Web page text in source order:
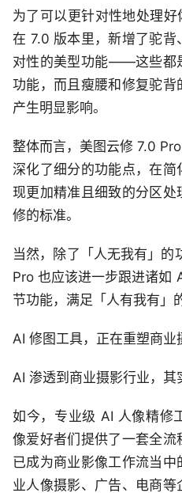
为了可以更针对性地处理
在 7.0 版本里，新增了驼
对性的美型功能——这些都
功能，而且瘦腰和修复驼
产生明显影响。
整体而言，美图云修 7.0
深化了细分的功能点，在
现更加精准且细致的分区
修的标准。
当然，除了「人无我有」的
Pro 也应该进一步跟进诸如
节功能，满足「人有我有」
AI 修图工具，正在重塑商业
AI 渗透到商业摄影行业，其
如今，专业级 AI 人像精修
像爱好者们提供了一套全
已成为商业影像工作流当
业人像摄影、广告、电商